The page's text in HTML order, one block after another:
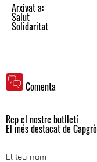
Arxivat a:
Salut
Solidaritat
Comenta
Rep el nostre butlletí
El més destacat de
El teu nom